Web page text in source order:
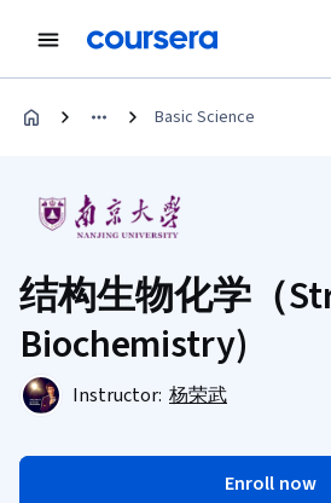
Basic Science
结构生物化学（
Biochemistry)
Instructor: 杨荣武
Enroll now